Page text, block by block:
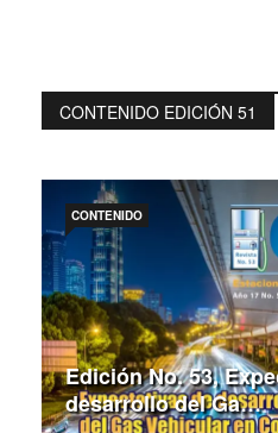
CONTENIDO EDICIÓN 51
Edición No. 53,
desarrollo del Ga…
CONTENIDO